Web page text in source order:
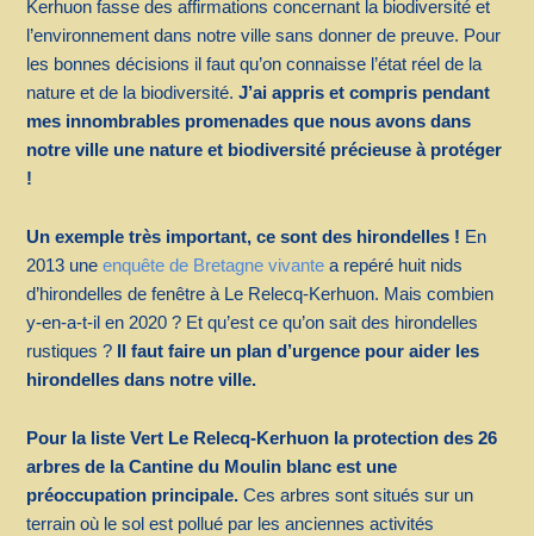
Kerhuon fasse des affirmations concernant la biodiversité et
l’environnement dans notre ville sans donner de preuve. Pour
les bonnes décisions il faut qu’on connaisse l’état réel de la
nature et de la biodiversité.J’ai appris et compris pendant
mes innombrables promenades que nous avons dans
notre ville une nature et biodiversité précieuse à protéger
!
Un exemple très important, ce sont des hirondelles ! En
2013 uneenquête de Bretagne vivante a repéré huit nids
d’hirondelles de fenêtre à Le Relecq-Kerhuon. Mais combien
y-en-a-t-il en 2020 ? Et qu’est ce qu’on sait des hirondelles
rustiques ? Il faut faire un plan d’urgence pour aider les
hirondelles dans notre ville.
Pour la liste Vert Le Relecq-Kerhuon la protectiondes 26
arbres de la Cantine du Moulin blanc est une
préoccupation principale.Ces arbres sont situés sur un
terrain où le sol est pollué par les anciennes activités